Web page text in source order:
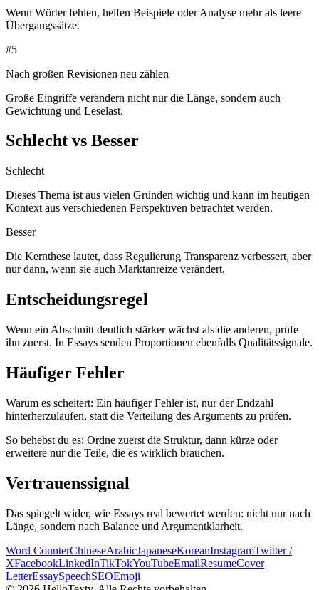
Wenn Wörter fehlen, helfen Beispiele oder Analyse mehr als leere
Übergangssätze.
#5
Nach großen Revisionen neu zählen
Große Eingriffe verändern nicht nur die Länge, sondern auch
Gewichtung und Leselast.
Schlecht vs Besser
Schlecht
Dieses Thema ist aus vielen Gründen wichtig und kann im heutigen
Kontext aus verschiedenen Perspektiven betrachtet werden.
Besser
Die Kernthese lautet, dass Regulierung Transparenz verbessert, aber
nur dann, wenn sie auch Marktanreize verändert.
Entscheidungsregel
Wenn ein Abschnitt deutlich stärker wächst als die anderen, prüfe
ihn zuerst. In Essays senden Proportionen ebenfalls Qualitätssignale.
Häufiger Fehler
Warum es scheitert: Ein häufiger Fehler ist, nur der Endzahl
hinterherzulaufen, statt die Verteilung des Arguments zu prüfen.
So behebst du es: Ordne zuerst die Struktur, dann kürze oder
erweitere nur die Teile, die es wirklich brauchen.
Vertrauenssignal
Das spiegelt wider, wie Essays real bewertet werden: nicht nur nach
Länge, sondern nach Balance und Argumentklarheit.
Word CounterChineseArabicJapaneseKoreanInstagramTwitter /
XFacebookLinkedInTikTokYouTubeEmailResumeCover
LetterEssaySpeechSEOEmoji